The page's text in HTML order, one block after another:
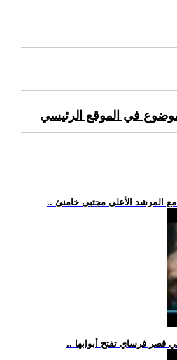
في الموقع الرئيسي
مع المرشد الأعلى مجتبى خامنئ
في قصر فرساي تفتح أبوابها